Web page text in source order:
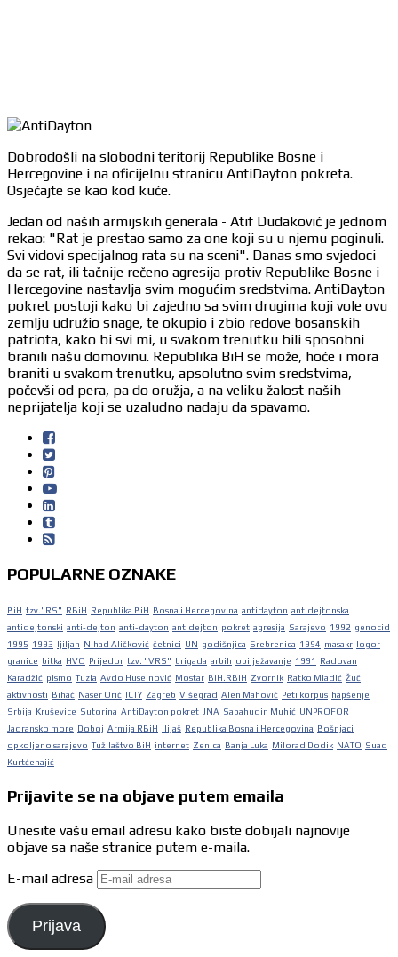
Dobrodošli na slobodni teritorij Republike Bosne i
Hercegovine i na oficijelnu stranicu AntiDayton pokreta.
Osjećajte se kao kod kuće.
Jedan od naših armijskih generala - Atif Dudaković je jednom
rekao: "Rat je prestao samo za one koji su u njemu poginuli.
Svi vidovi specijalnog rata su na sceni". Danas smo svjedoci
da se rat, ili tačnije rečeno agresija protiv Republike Bosne i
Hercegovine nastavlja svim mogućim sredstvima. AntiDayton
pokret postoji kako bi zajedno sa svim drugima koji vole ovu
zemlju udružio snage, te okupio i zbio redove bosanskih
patriota, kako bi svi mi, u svakom trenutku bili sposobni
branili našu domovinu. Republika BiH se može, hoće i mora
braniti u svakom trenutku, apsolutno svim sredstvima,
počevši od pera, pa do oružja, a na veliku žalost naših
neprijatelja koji se uzaludno nadaju da spavamo.
POPULARNE OZNAKE
BiH tzv."RS" RBiH Republika BiH Bosna i Hercegovina antidayton antidejtonska
antidejtonski anti-dejton anti-dayton antidejton pokret agresija Sarajevo 1992 genocid
1995 1993 ljiljan Nihad Aličković četnici UN godišnjica Srebrenica 1994 masakr logor
granice bitka HVO Prijedor tzv. "VRS" brigada arbih obilježavanje 1991
Radovan
Karadžić pismo Tuzla Avdo Huseinović Mostar BiH.RBiH Zvornik Ratko Mladić Žuč
aktivnosti Bihać Naser Orić ICTY Zagreb Višegrad Alen Mahović Peti korpus hapšenje
Srbija Kruševice Sutorina AntiDayton pokret JNA Sabahudin Muhić UNPROFOR
Jadransko more Doboj Armija RBiH Ilijaš Republika Bosna i Hercegovina Bošnjaci
opkoljeno sarajevo Tužilaštvo BiH internet Zenica Banja Luka Milorad Dodik NATO Suad
Kurtćehajić
Prijavite se na objave putem emaila
Unesite vašu email adresu kako biste dobijali najnovije
objave sa naše stranice putem e-maila.
E-mail adresa
Prijava